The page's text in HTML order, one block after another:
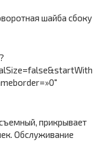
шайба сбоку
прикрывает
Обслуживание